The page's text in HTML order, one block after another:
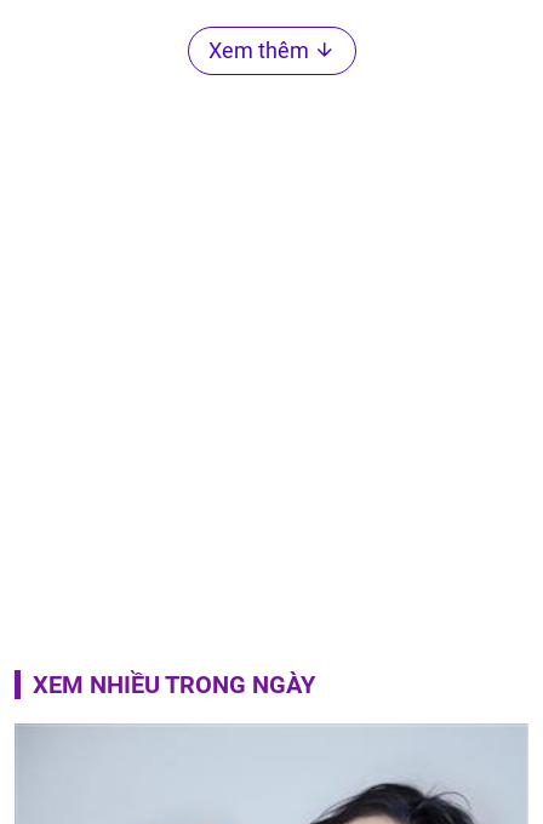
Xem thêm
XEM NHIỀU TRONG NGÀY